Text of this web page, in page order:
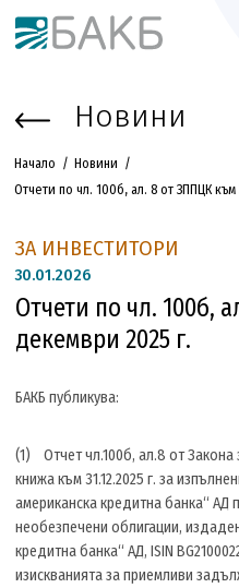
Към основното съдържание
Новини
Начало
Новини
Отчети по чл. 100б, ал. 8 от ЗППЦК
ЗА ИНВЕСТИТОРИ
30.01.2026
Отчети по чл. 100б,
декември 2025 г.
БАКБ публикува:
(1) Отчет чл.100б, ал.8 от Закона
книжа към 31.12.2025 г. за
американска кредитна банка“ АД
необезпечени облигации,
кредитна банка“ АД, ISIN
изискванията за приемливи